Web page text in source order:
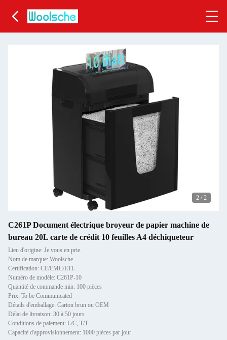
2 / 2
C261P Document électrique broyeur de papier machine de
bureau 20L carte de crédit 10 feuilles A4 déchiqueteur
Lieu d'origine: Je vous en prie.
Nom de marque: Woolsche
Certification: CE/EMC/ETL
Numéro de modèle: C261P-10
Quantité de commande min: 100 pièces
Prix: To be Communicated
Détails d'emballage: Carton brun ou OEM
Délai de livraison: 30 à 50 jours
Conditions de paiement: L/C, T/T
Capacité d'approvisionnement: 1000 pièces par jour